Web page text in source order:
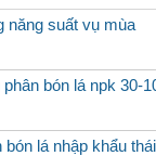
năng suất vụ mùa
bón lá npk 30-
lá nhập khẩu